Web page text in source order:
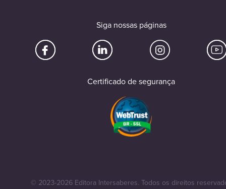
Siga nossas páginas
Certificado de segurança
© 2023-2026 Editora Intersaberes. Todos os direitos